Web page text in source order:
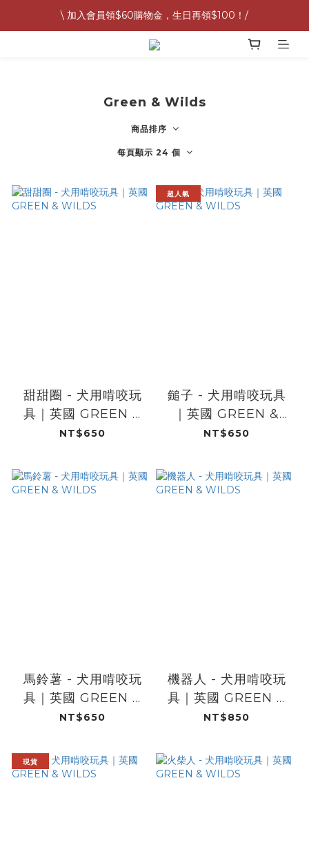
G&W 7月預購按照訂單順序提早出貨中 🚛
\ 加入會員領$60購物金，生日再領$100！/
全館滿 1,500 免運 🚚
Green & Wilds
商品排序
每頁顯示 24 個
甜甜圈 - 犬用啃咬玩
具｜英國 GREEN &
WILDS
NT$650
超人氣
鎚子 - 犬用啃咬玩具
｜英國 GREEN &
WILDS
NT$650
馬鈴薯 - 犬用啃咬玩
具｜英國 GREEN &
WILDS
NT$650
機器人 - 犬用啃咬玩
具｜英國 GREEN &
WILDS
NT$850
現貨